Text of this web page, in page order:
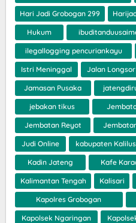
Hari Jadi Grobogan 299
Hukum
ilegallogging pencuriankayu
Istri Meninggal Jalan Longsor
Jamasan Pusaka
jebakan tikus
Jembatan Reyot
Judi Online kabupaten
Kadin Jateng Kafe
Kalimantan Tengah Kalisari
Kapolres Grobogan
Kapolsek Ngaringan